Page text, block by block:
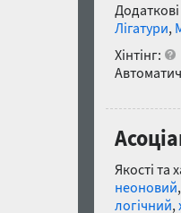
Лігатури,
Хінтінг:
Якості та
неоновий
логічний,